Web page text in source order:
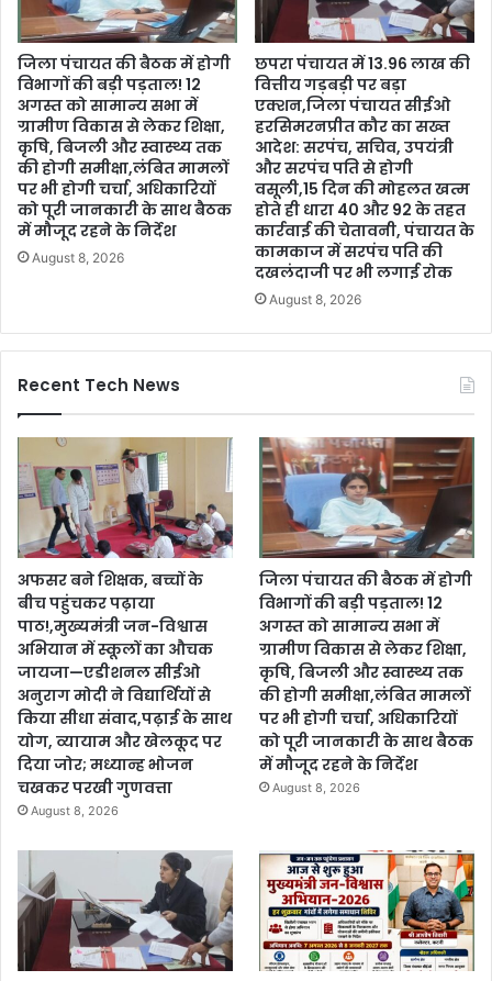
जिला पंचायत की बैठक में होगी
विभागों की बड़ी पड़ताल! 12
अगस्त को सामान्य सभा में
ग्रामीण विकास से लेकर शिक्षा,
कृषि, बिजली और स्वास्थ्य तक
की होगी समीक्षा,लंबित मामलों
पर भी होगी चर्चा, अधिकारियों
को पूरी जानकारी के साथ बैठक
में मौजूद रहने के निर्देश
August 8, 2026
छपरा पंचायत में 13.96 लाख की
वित्तीय गड़बड़ी पर बड़ा
एक्शन,जिला पंचायत सीईओ
हरसिमरनप्रीत कौर का सख्त
आदेश: सरपंच, सचिव, उपयंत्री
और सरपंच पति से होगी
वसूली,15 दिन की मोहलत खत्म
होते ही धारा 40 और 92 के तहत
कार्रवाई की चेतावनी, पंचायत के
कामकाज में सरपंच पति की
दखलंदाजी पर भी लगाई रोक
August 8, 2026
Recent Tech News
अफसर बने शिक्षक, बच्चों के
बीच पहुंचकर पढ़ाया
पाठ!,मुख्यमंत्री जन-विश्वास
अभियान में स्कूलों का औचक
जायजा—एडीशनल सीईओ
अनुराग मोदी ने विद्यार्थियों से
किया सीधा संवाद,पढ़ाई के साथ
योग, व्यायाम और खेलकूद पर
दिया जोर; मध्यान्ह भोजन
चखकर परखी गुणवत्ता
August 8, 2026
जिला पंचायत की बैठक में होगी
विभागों की बड़ी पड़ताल! 12
अगस्त को सामान्य सभा में
ग्रामीण विकास से लेकर शिक्षा,
कृषि, बिजली और स्वास्थ्य तक
की होगी समीक्षा,लंबित मामलों
पर भी होगी चर्चा, अधिकारियों
को पूरी जानकारी के साथ बैठक
में मौजूद रहने के निर्देश
August 8, 2026